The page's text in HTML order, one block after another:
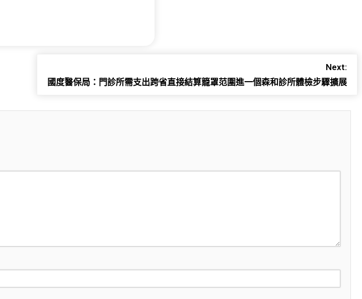
Next:
國度醫保局：門診所需支出跨省直接結算籠罩范圍進一個森和診所體檢步驟擴展